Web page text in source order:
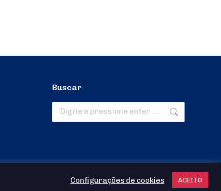
Buscar
Search:
Configurações de cookies ACEITO